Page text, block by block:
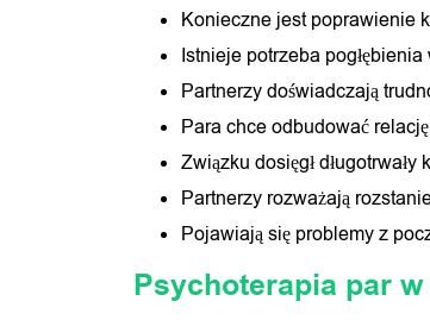
Konieczne jest poprawienie
Istnieje potrzeba
Partnerzy doświadczają
Para chce odbudować
Związku dosięgł długotrwały
Partnerzy rozważają
Pojawiają się problemy z
Psychoterapia par